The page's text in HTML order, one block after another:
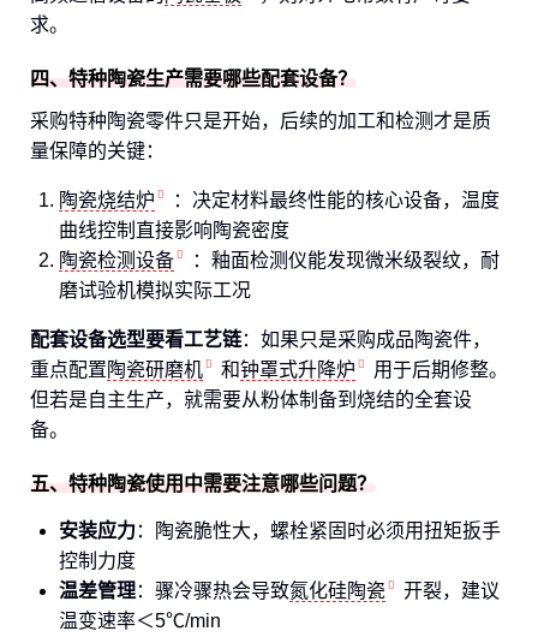
求。
四、特种陶瓷生产需要哪些配套设备？
采购特种陶瓷零件只是开始，后续的加工和检测才是质
量保障的关键：
陶瓷烧结炉
：决定材料最终性能的核心设备，温度
曲线控制直接影响陶瓷密度
陶瓷检测设备
：釉面检测仪能发现微米级裂纹，耐
磨试验机模拟实际工况
配套设备选型要看工艺链：如果只是采购成品陶瓷件，
重点配置陶瓷研磨机 和钟罩式升降炉
用于后期修整。
但若是自主生产，就需要从粉体制备到烧结的全套设
备。
五、特种陶瓷使用中需要注意哪些问题？
安装应力：陶瓷脆性大，螺栓紧固时必须用扭矩扳手
控制力度
温差管理：骤冷骤热会导致氮化硅陶瓷
开裂，建议
温变速率＜5℃/min